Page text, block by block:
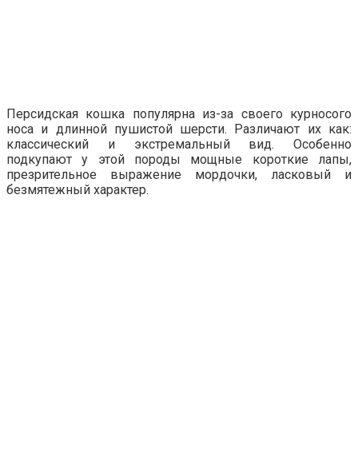
Персидская кошка популярна из-за своего курносого
носа и длинной пушистой шерсти. Различают их как:
классический и экстремальный вид. Особенно
подкупают у этой породы мощные короткие лапы,
презрительное выражение мордочки, ласковый и
безмятежный характер.